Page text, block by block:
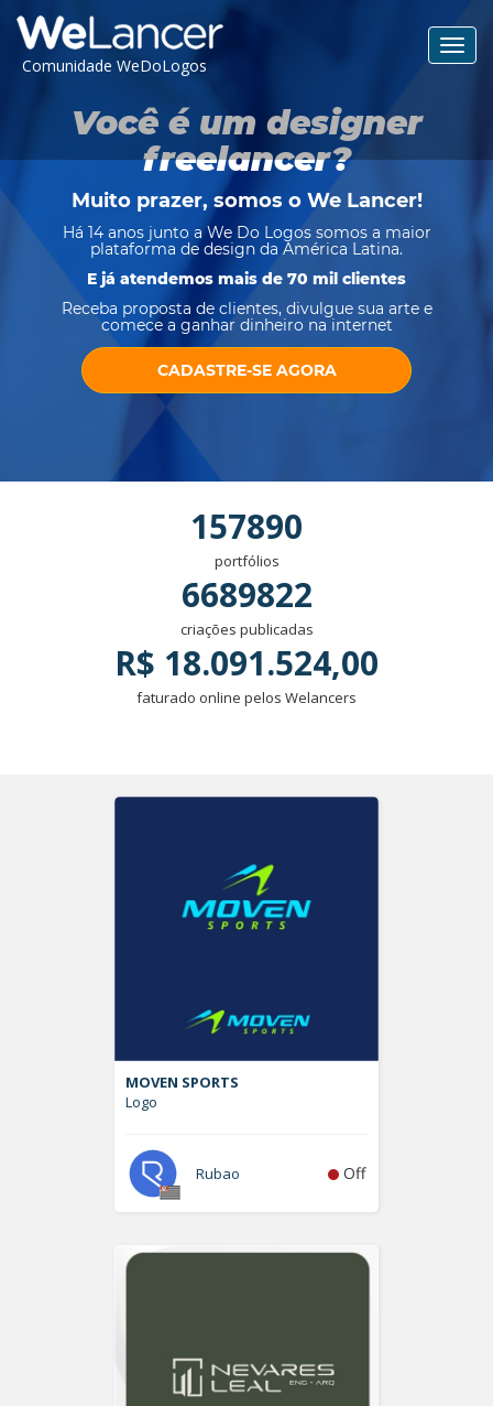
Comunidade WeDoLogos
Você é um designer
freelancer?
Muito prazer, somos o We Lancer!
Há 14 anos junto a We Do Logos somos a maior
plataforma de design da América Latina.
E já atendemos mais de 70 mil clientes
Receba proposta de clientes, divulgue sua arte e
comece a ganhar dinheiro na internet
CADASTRE-SE AGORA
157890
portfólios
6689822
criações publicadas
R$ 18.091.524,00
faturado online pelos Welancers
MOVEN SPORTS
Logo
Rubao Off